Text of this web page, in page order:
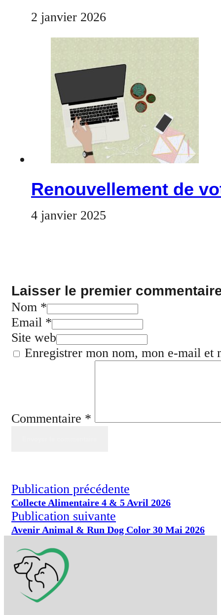
2 janvier 2026
Renouvellement de
4 janvier 2025
Laisser le premier
Nom *
Email *
Site web
Enregistrer mon nom, mon e-mail et
Commentaire *
Publication précédente
Collecte Alimentaire 4 & 5 Avril 2026
Publication suivante
Avenir Animal & Run Dog Color 30 Mai 2026